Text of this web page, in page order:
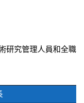
研究管理人員和全職